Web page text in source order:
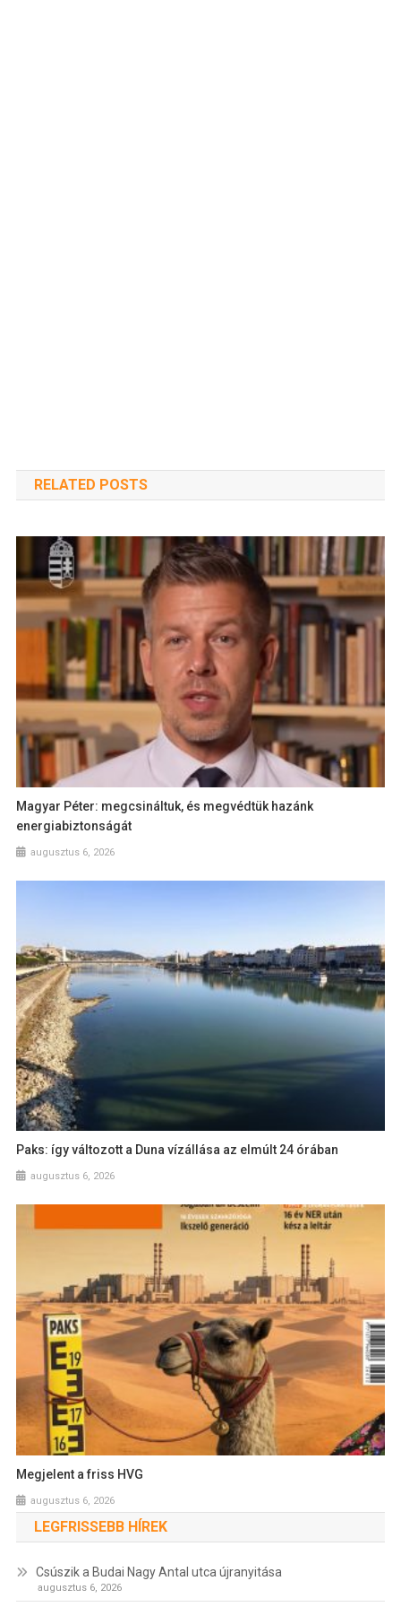
RELATED POSTS
Magyar Péter: megcsináltuk, és megvédtük hazánk
energiabiztonságát
augusztus 6, 2026
Paks: így változott a Duna vízállása az elmúlt 24 órában
augusztus 6, 2026
Megjelent a friss HVG
augusztus 6, 2026
LEGFRISSEBB HÍREK
Csúszik a Budai Nagy Antal utca újranyitása
augusztus 6, 2026